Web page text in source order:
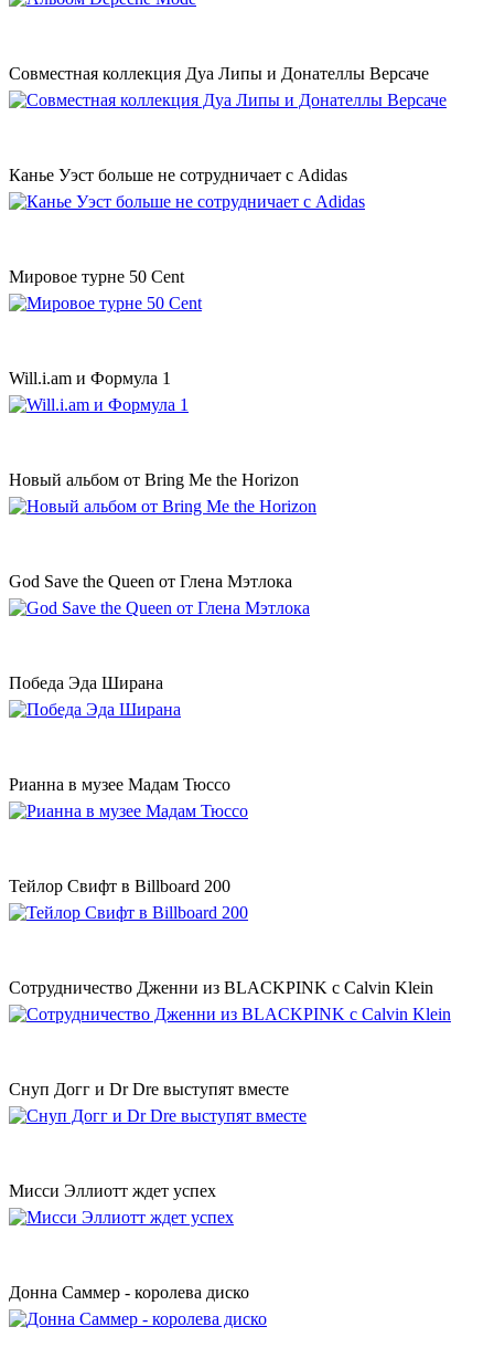
Совместная коллекция Дуа Липы и Донателлы Версаче
Канье Уэст больше не сотрудничает с Adidas
Мировое турне 50 Сent
Will.i.am и Формула 1
Новый альбом от Bring Me the Horizon
God Save the Queen от Глена Мэтлока
Победа Эда Ширана
Рианна в музее Мадам Тюссо
Тейлор Свифт в Billboard 200
Сотрудничество Дженни из BLACKPINK с Сalvin Klein
Снуп Догг и Dr Dre выступят вместе
Мисси Эллиотт ждет успех
Донна Саммер - королева диско